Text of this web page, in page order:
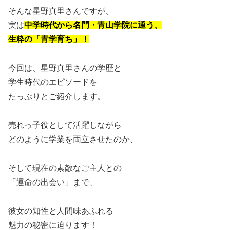
そんな星野真里さんですが、
実は中学時代から名門・青山学院に通う、
生粋の「青学育ち」！
今回は、星野真里さんの学歴と
学生時代のエピソードを
たっぷりとご紹介します。
売れっ子役として活躍しながら
どのように学業を両立させたのか、
そして現在の素敵なご主人との
「運命の出会い」まで、
彼女の知性と人間味あふれる
魅力の秘密に迫ります！